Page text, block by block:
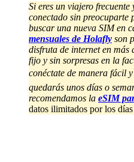
Si eres un viajero frecuente
conectado sin preocuparte
buscar una nueva SIM en
mensuales de Holafly son
disfruta de internet en más
fijo y sin sorpresas en la
conéctate de manera fácil
quedarás unos días o
recomendamos la eSIM
datos ilimitados por los días